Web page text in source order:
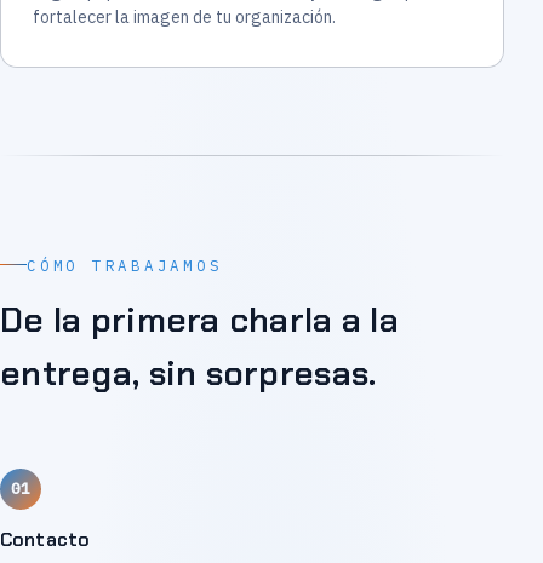
fortalecer la imagen de tu organización.
CÓMO TRABAJAMOS
De la primera charla a la
entrega, sin sorpresas.
Contacto